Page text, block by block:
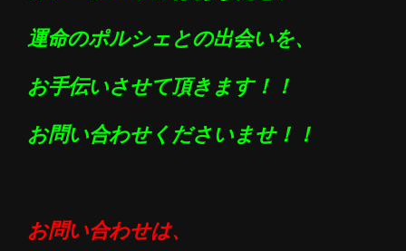
運命のポルシェとの出会いを、
お手伝いさせて頂きます！！
お問い合わせくださいませ！！
お問い合わせは、